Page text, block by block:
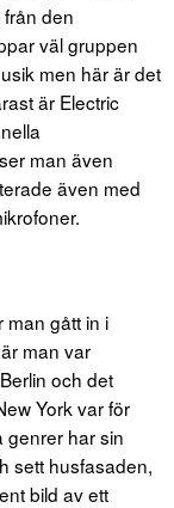
den
väl gruppen
men här är det
är Electric
man även
även med
man gått in i
man var
och det
York var för
genrer har sin
sett husfasaden,
bild av ett